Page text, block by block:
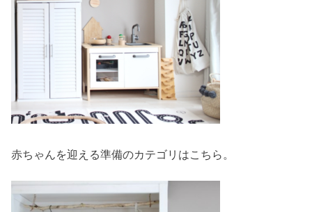
赤ちゃんを迎える準備のカテゴリはこちら。